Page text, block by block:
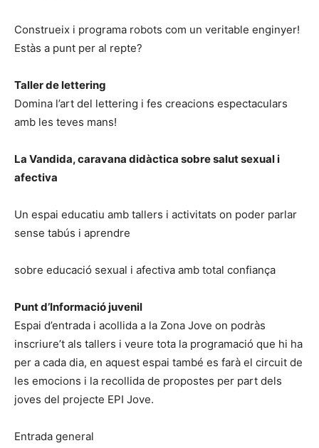
Construeix i programa robots com un veritable enginyer!
Estàs a punt per al repte?
Taller de lettering
Domina l’art del lettering i fes creacions espectaculars
amb les teves mans!
La Vandida, caravana didàctica sobre salut sexual i
afectiva
Un espai educatiu amb tallers i activitats on poder parlar
sense tabús i aprendre
sobre educació sexual i afectiva amb total confiança
Punt d’Informació juvenil
Espai d’entrada i acollida a la Zona Jove on podràs
inscriure’t als tallers i veure tota la programació que hi ha
per a cada dia, en aquest espai també es farà el circuit de
les emocions i la recollida de propostes per part dels
joves del projecte EPI Jove.
Entrada general